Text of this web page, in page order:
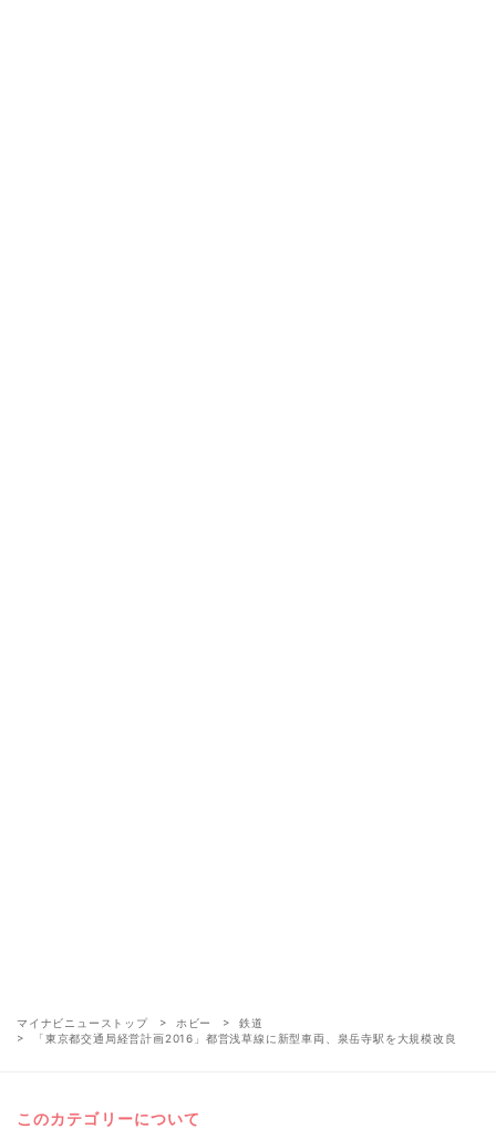
マイナビニューストップ ホビー
鉄道
「東京都交通局経営計画2016」都営浅草線に新型車両、泉岳寺駅を大規模改良
このカテゴリーについて